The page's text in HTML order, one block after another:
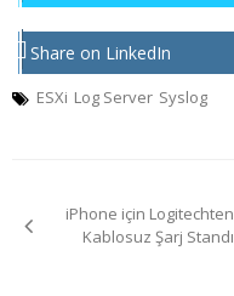
Share on LinkedIn
ESXi Log Server Syslog
gezinmesi
iPhone için Logitechten
Kablosuz Şarj Standı